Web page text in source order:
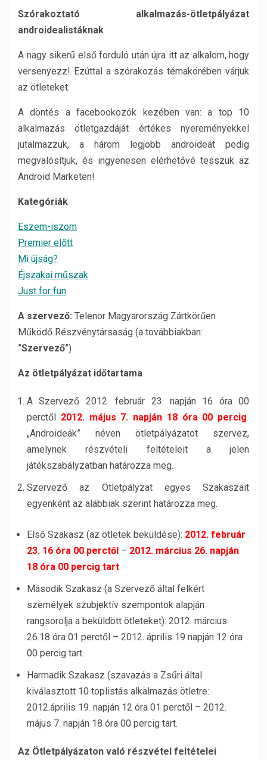
Szórakoztató alkalmazás-ötletpályázat
androidealistáknak
A nagy sikerű első forduló után újra itt az alkalom, hogy
versenyezz! Ezúttal a szórakozás témakörében várjuk
az ötleteket.
A döntés a facebookozók kezében van: a top 10
alkalmazás ötletgazdáját értékes nyereményekkel
jutalmazzuk, a három legjobb androideát pedig
megvalósítjuk, és ingyenesen elérhetővé tesszük az
Android Marketen!
Kategóriák
Eszem-iszom
Premier előtt
Mi újság?
Éjszakai műszak
Just for fun
A szervező: Telenor Magyarország Zártkörűen
Működő Részvénytársaság (a továbbiakban:
”Szervező”)
Az ötletpályázat időtartama
A Szervező 2012. február 23. napján 16 óra 00
perctől 2012. május 7. napján 18 óra 00 percig
„Androideák” néven ötletpályázatot szervez,
amelynek részvételi feltételeit a jelen
játékszabályzatban határozza meg.
Szervező az Ötletpályzat egyes Szakaszait
egyenként az alábbiak szerint határozza meg.
Első Szakasz (az ötletek beküldése): 2012. február
23. 16 óra 00 perctől – 2012. március 26. napján
18 óra 00 percig tart
Második Szakasz (a Szervező által felkért
személyek szubjektív szempontok alapján
rangsorolja a beküldött ötleteket): 2012. március
26.18 óra 01 perctől – 2012. április 19 napján 12 óra
00 percig tart.
Harmadik Szakasz (szavazás a Zsűri által
kiválasztott 10 toplistás alkalmazás ötletre:
2012.április 19. napján 12 óra 01 perctől – 2012.
május 7. napján 18 óra 00 percig tart.
Az Ötletpályázaton való részvétel feltételei